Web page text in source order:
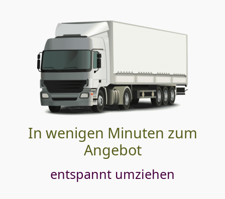
In wenigen Minuten zum
Angebot
entspannt umziehen